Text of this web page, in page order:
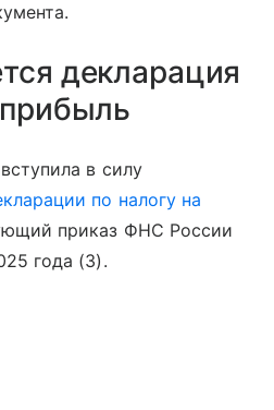
декларация
в силу
по налогу на
приказ ФНС России
года (3).